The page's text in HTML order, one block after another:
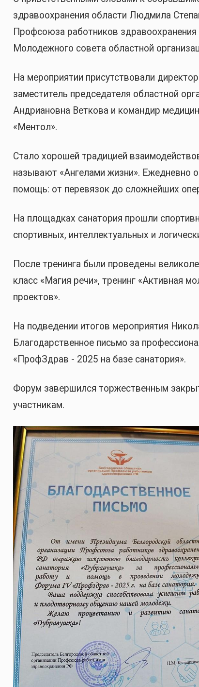
здравоохранения области Людмила
Профсоюза работников
Молодежного совета областной
На мероприятии присутствовали
заместитель председателя областной
Андриановна Веткова и командир
«Ментол».
Стало хорошей традицией
называют «Ангелами жизни».
помощь: от перевязок до сложнейших
На площадках санатория прошли
спортивных, интеллектуальных и
После тренинга были проведены
класс «Магия речи», тренинг «Активная
проектов».
На подведении итогов мероприятия
Благодарственное письмо за
«ПрофЗдрав - 2025 на базе санатория».
Форум завершился торжественным
участникам.